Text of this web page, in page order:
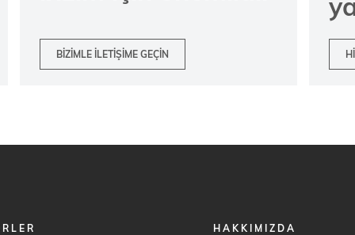
BIZIMLE ILETIŞIME GEÇIN
FOOTER
HAKKIMIZDA